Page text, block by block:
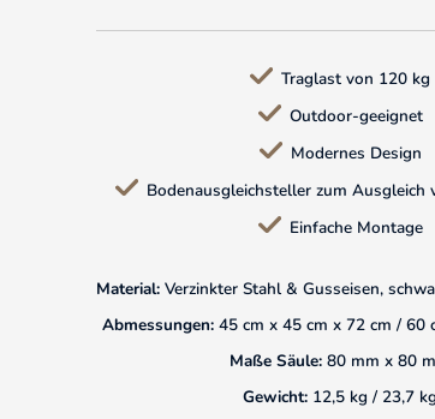
Traglast von 120 kg
Outdoor-geeignet
Modernes Design
Bodenausgleichsteller zum Ausgleich
Einfache Montage
Material: Verzinkter Stahl & Gusseisen,
Abmessungen:45 cm x 45 cm x 72 cm / 60
Maße Säule: 80 mm x 80
Gewicht: 12,5 kg / 23,7 kg